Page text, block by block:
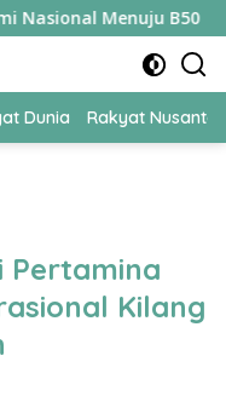
Menuju B50
Dunia Rakyat
Pertamina
Kilang